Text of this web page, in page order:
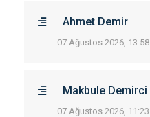
Ahmet Demir
07 Ağustos 2026, 13:58
Makbule Demirci
07 Ağustos 2026, 11:23